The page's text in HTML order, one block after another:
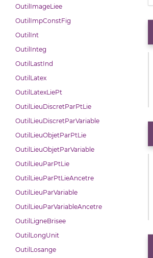
OutilImageLiee
OutilImpConstFig
OutilInt
OutilInteg
OutilLastInd
OutilLatex
OutilLatexLiePt
OutilLieuDiscretParPtLie
OutilLieuDiscretParVariable
OutilLieuObjetParPtLie
OutilLieuObjetParVariable
OutilLieuParPtLie
OutilLieuParPtLieAncetre
OutilLieuParVariable
OutilLieuParVariableAncetre
OutilLigneBrisee
OutilLongUnit
OutilLosange